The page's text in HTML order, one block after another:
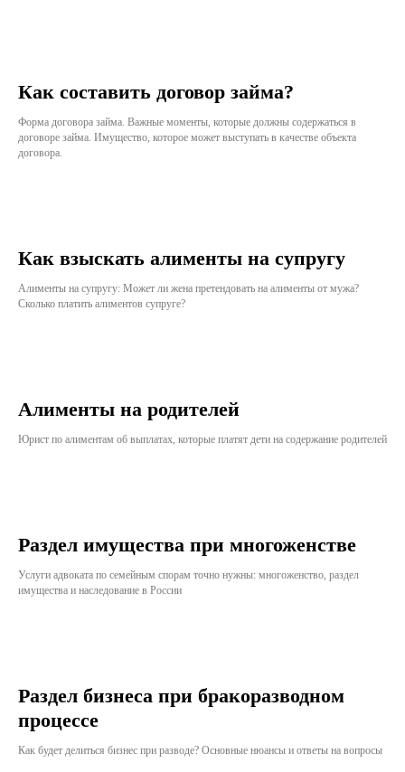
Как составить договор займа?
Форма договора займа. Важные моменты, которые должны содержаться в
договоре займа. Имущество, которое может выступать в качестве объекта
договора.
Как взыскать алименты на супругу
Алименты на супругу: Может ли жена претендовать на алименты от мужа?
Сколько платить алиментов супруге?
Алименты на родителей
Юрист по алиментам об выплатах, которые платят дети на содержание родителей
Раздел имущества при многоженстве
Услуги адвоката по семейным спорам точно нужны: многоженство, раздел
имущества и наследование в России
Раздел бизнеса при бракоразводном
процессе
Как будет делиться бизнес при разводе? Основные нюансы и ответы на вопросы